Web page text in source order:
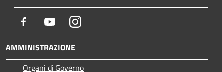
Facebook YoutubeInstagram
AMMINISTRAZIONE
Organi di Governo